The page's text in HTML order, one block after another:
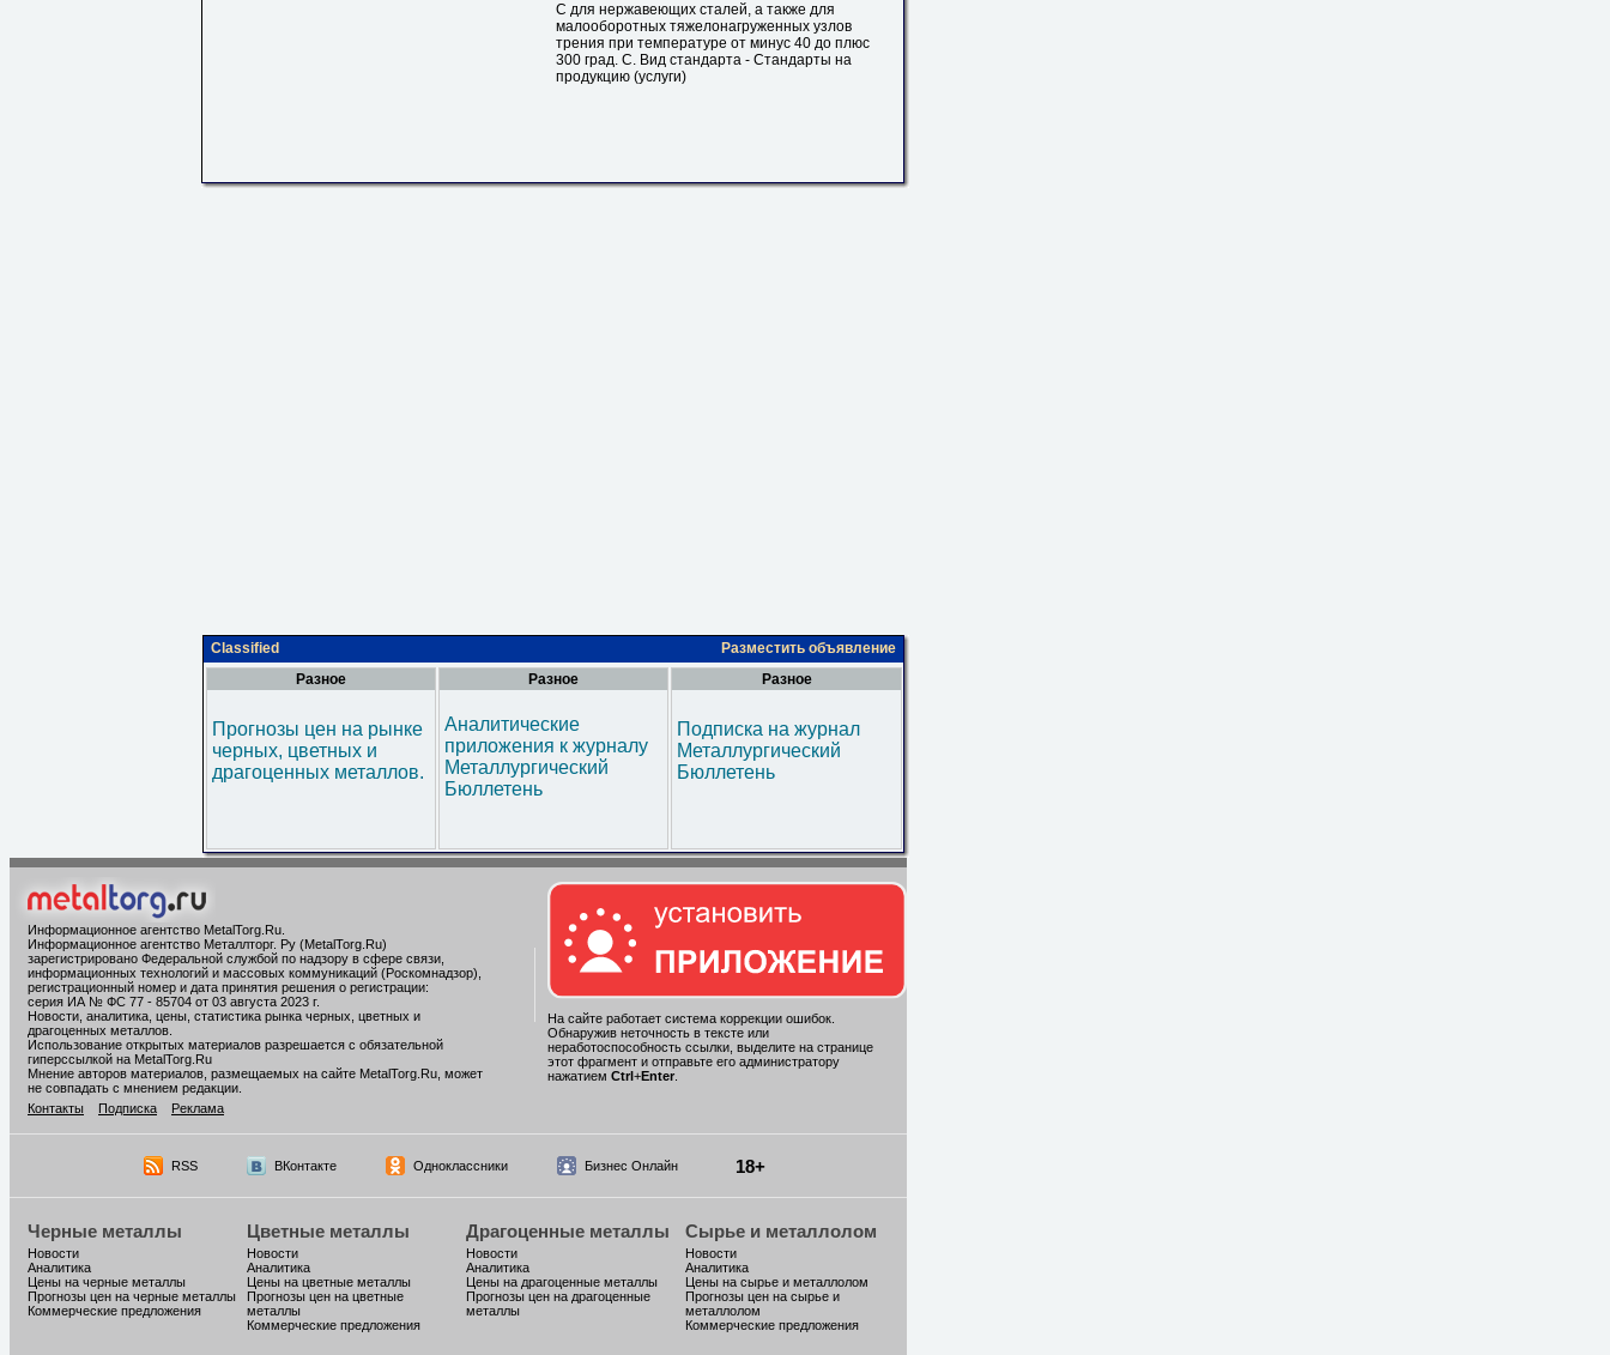
С для нержавеющих сталей, а также для
малооборотных тяжелонагруженных узлов
трения при температуре от минус 40 до плюс
300 град. С. Вид стандарта - Стандарты на
продукцию (услуги)
Classified
Разместить объявление
Разное
Прогнозы цен на рынке
черных, цветных и
драгоценных металлов.
Разное
Аналитические
приложения к журналу
Металлургический
Бюллетень
Разное
Подписка на журнал
Металлургический
Бюллетень
Информационное агентство MetalTorg.Ru
Информационное агентство Металлторг. Ру (MetalTorg.Ru)
зарегистрировано Федеральной службой по надзору в сфере связи,
информационных технологий и массовых коммуникаций (Роскомнадзор),
регистрационный номер и дата принятия решения о регистрации:
серия ИА № ФС 77 - 85704 от 03 августа 2023 г.
Новости, аналитика, цены, статистика рынка черных, цветных и
драгоценных металлов.
Использование открытых материалов разрешается с обязательной
гиперссылкой на MetalTorg.Ru
Мнение авторов материалов, размещаемых на сайте MetalTorg.Ru, может
не совпадать с мнением редакции.
Контакты
Подписка Реклама
На сайте работает система коррекции ошибок.
Обнаружив неточность в тексте или
неработоспособность ссылки, выделите на странице
этот фрагмент и отправьте его администратору
нажатием Ctrl +Enter.
RSS ВКонтакте Одноклассники Бизнес Онлайн 18+
Черные металлы
Новости
Аналитика
Цены на черные металлы
Прогнозы цен на черные металлы
Коммерческие предложения
Цветные металлы
Новости
Аналитика
Цены на цветные металлы
Прогнозы цен на цветные
металлы
Коммерческие предложения
Драгоценные металлы
Новости
Аналитика
Цены на драгоценные металлы
Прогнозы цен на драгоценные
металлы
Сырье и металлолом
Новости
Аналитика
Цены на сырье и металлолом
Прогнозы цен на сырье и
металлолом
Коммерческие предложения